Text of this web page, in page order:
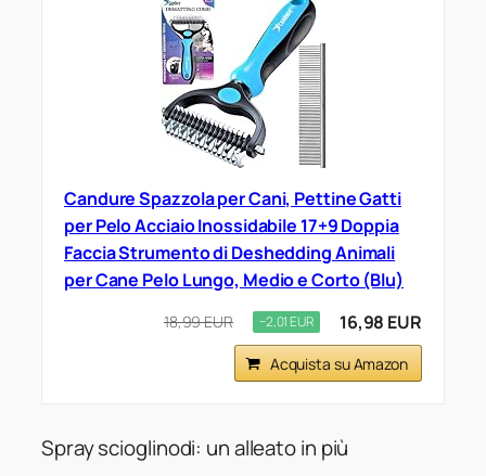
Candure Spazzola per Cani, Pettine Gatti
per Pelo Acciaio Inossidabile 17+9 Doppia
Faccia Strumento di Deshedding Animali
per Cane Pelo Lungo, Medio e Corto (Blu)
18,99 EUR −2,01 EUR 16,98 EUR
Acquista su Amazon
Spray scioglinodi: un alleato in più